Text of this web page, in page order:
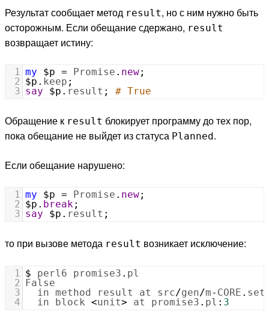
Результат сообщает метод result, но с ним нужно быть
осторожным. Если обещание сдержано, result
возвращает истину:
1 my $p = Promise . new;
2 $p . keep ;
3 say $p . result ; # True
Обращение к result блокирует программу до тех пор,
пока обещание не выйдет из статуса Planned.
Если обещание нарушено:
1 my $p = Promise . new;
2 $p . break;
3 say $p . result ;
то при вызове метода result возникает исключение:
1 $ perl6 promise3 . pl
2 False
3
in method result at src/gen/m- CORE .
4
in block <unit> at promise3 . pl : 3